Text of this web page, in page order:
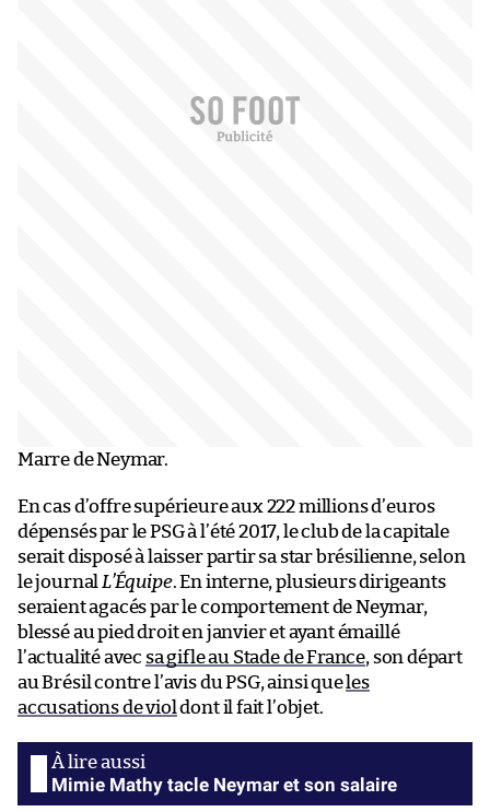
Marre de Neymar.
En cas d’offre supérieure aux 222 millions d’euros
dépensés par le PSG à l’été 2017, le club de la capitale
serait disposé à laisser partir sa star brésilienne, selon
le journal L’Équipe. En interne, plusieurs dirigeants
seraient agacés par le comportement de Neymar,
blessé au pied droit en janvier et ayant émaillé
l’actualité avec sa gifle au Stade de France, son départ
au Brésil contre l’avis du PSG, ainsi queles
accusations de violdont il fait l’objet.
Mimie Mathy tacle Neymar et son salaire